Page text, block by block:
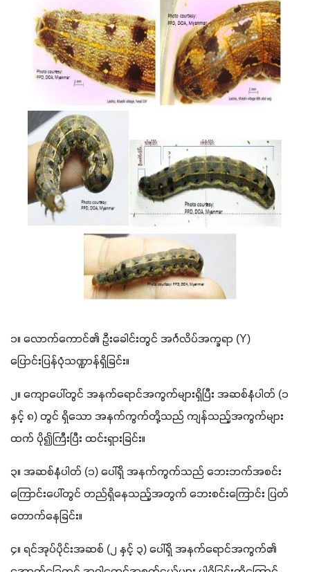
၁။ လောက်ကောင်၏ ဦးခေါင်းတွင် အင်္ဂလိပ်အက္ခရာ (Y)
ပြောင်းပြန်ပုံသဏ္ဍာန်ရှိခြင်း။
၂။ ကျောပေါ်တွင် အနက်ရောင်အကွက်များရှိပြီး အဆစ်နံပါတ် (၁
နှင့် ၈) တွင် ရှိသော အနက်ကွက်တို့သည် ကျန်သည့်အကွက်များ
ထက် ပို၍ကြီးပြီး ထင်းရှားခြင်း။
၃။ အဆစ်နံပါတ် (၁) ပေါ်ရှိ အနက်ကွက်သည် ဘေးဘက်အစင်း
ကြောင်းပေါ်တွင် တည်ရှိနေသည့်အတွက် ဘေးစင်းကြောင်း ပြတ်
တောက်နေခြင်း။
၄။ ရင်အုပ်ပိုင်းအဆစ် (၂ နှင့် ၃) ပေါ်ရှိ အနက်ရောင်အကွက်၏